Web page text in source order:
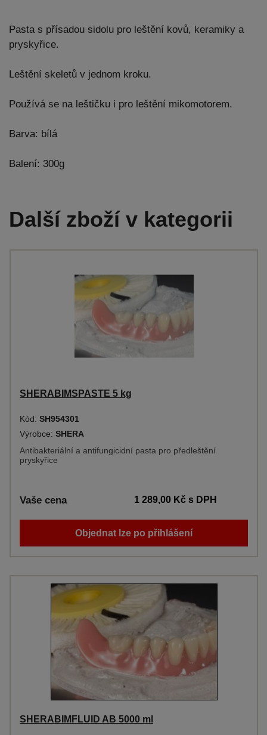
Pasta s přísadou sidolu pro leštění kovů, keramiky a
pryskyřice.
Leštění skeletů v jednom kroku.
Používá se na leštičku i pro leštění mikomotorem.
Barva: bílá
Balení: 300g
Další zboží v kategorii
SHERABIMSPASTE 5 kg
Kód: SH954301
Výrobce: SHERA
Antibakteriální a antifungicidní pasta pro předleštění
pryskyřice
Vaše cena 1 289,00 Kčs DPH
Objednat lze po přihlášení
SHERABIMFLUID AB 5000 ml